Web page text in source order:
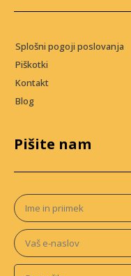
Splošni pogoji poslovanja
Piškotki
Kontakt
Blog
Pišite nam